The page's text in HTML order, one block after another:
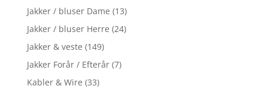
Jakker / bluser Dame (13)
Jakker / bluser Herre (24)
Jakker & veste (149)
Jakker Forår / Efterår (7)
Kabler & Wire (33)